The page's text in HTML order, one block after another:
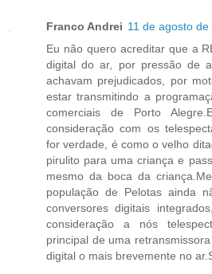
Franco Andrei 11 de agosto
Eu não quero acreditar que a
digital do ar, por pressão de
achavam prejudicados, por
estar transmitindo a
comerciais de Porto
consideração com os
for verdade, é como o velho
pirulito para uma criança e
mesmo da boca da
população de Pelotas ainda
conversores digitais
consideração a nós
principal de uma
digital o mais brevemente no